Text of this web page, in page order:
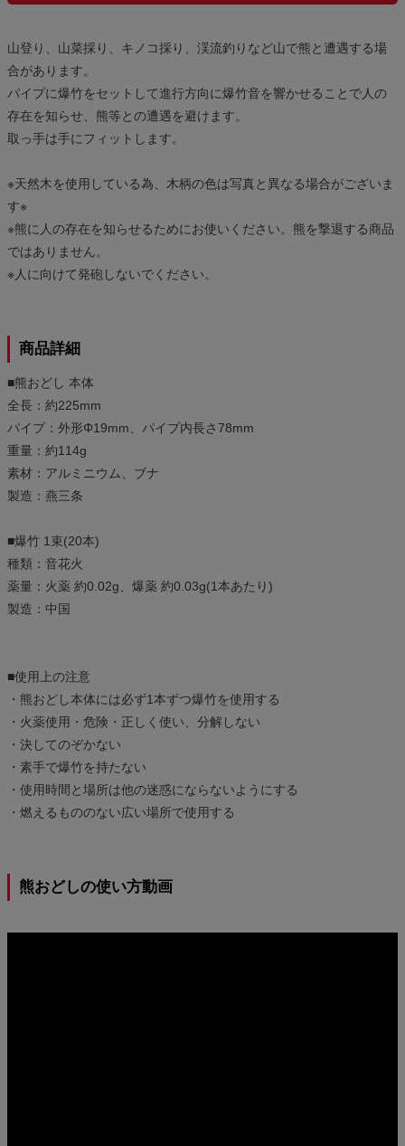
山登り、山菜採り、キノコ採り、渓流釣りなど山で熊と遭遇する場
合があります。
パイプに爆竹をセットして進行方向に爆竹音を響かせることで人の
存在を知らせ、熊等との遭遇を避けます。
取っ手は手にフィットします。
※天然木を使用している為、木柄の色は写真と異なる場合がございま
す※
※熊に人の存在を知らせるためにお使いください。熊を撃退する商品
ではありません。
※人に向けて発砲しないでください。
商品詳細
■熊おどし 本体
全長：約225mm
パイプ：外形Φ19mm、パイプ内長さ78mm
重量：約114g
素材：アルミニウム、ブナ
製造：燕三条
■爆竹 1束(20本)
種類：音花火
薬量：火薬 約0.02g、爆薬 約0.03g(1本あたり)
製造：中国
■使用上の注意
・熊おどし本体には必ず1本ずつ爆竹を使用する
・火薬使用・危険・正しく使い、分解しない
・決してのぞかない
・素手で爆竹を持たない
・使用時間と場所は他の迷惑にならないようにする
・燃えるもののない広い場所で使用する
熊おどしの使い方動画